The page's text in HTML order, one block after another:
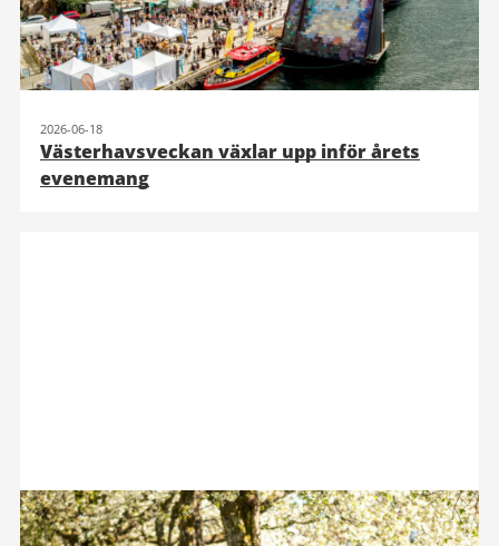
2026-06-18
Västerhavsveckan växlar upp inför årets
evenemang